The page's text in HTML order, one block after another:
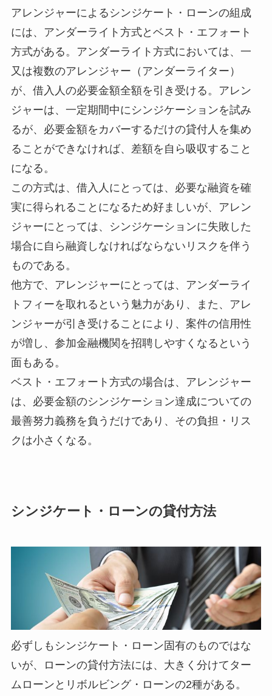
アレンジャーによるシンジケート・ローンの組成
には、アンダーライト方式とベスト・エフォート
方式がある。アンダーライト方式においては、一
又は複数のアレンジャー（アンダーライター）
が、借入人の必要金額全額を引き受ける。アレン
ジャーは、一定期間中にシンジケーションを試み
るが、必要金額をカバーするだけの貸付人を集め
ることができなければ、差額を自ら吸収すること
になる。
この方式は、借入人にとっては、必要な融資を確
実に得られることになるため好ましいが、アレン
ジャーにとっては、シンジケーションに失敗した
場合に自ら融資しなければならないリスクを伴う
ものである。
他方で、アレンジャーにとっては、アンダーライ
トフィーを取れるという魅力があり、また、アレ
ンジャーが引き受けることにより、案件の信用性
が増し、参加金融機関を招聘しやすくなるという
面もある。
ベスト・エフォート方式の場合は、アレンジャー
は、必要金額のシンジケーション達成についての
最善努力義務を負うだけであり、その負担・リス
クは小さくなる。
シンジケート・ローンの貸付方法
必ずしもシンジケート・ローン固有のものではな
いが、ローンの貸付方法には、大きく分けてター
ムローンとリボルビング・ローンの2種がある。